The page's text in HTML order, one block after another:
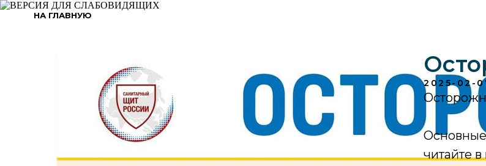
НА ГЛАВНУЮ
2025-02-
Основные
читайте в